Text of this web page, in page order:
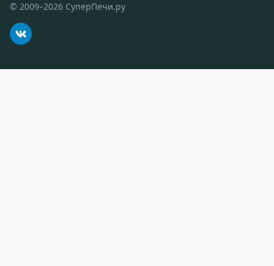
© 2009–2026 СуперПечи.ру